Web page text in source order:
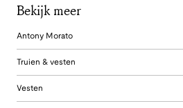
Bekijk meer
Antony Morato
Truien & vesten
Vesten